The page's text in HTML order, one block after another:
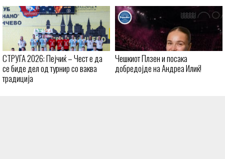
СТРУГА 2026: Пејчиќ – Чест е да
се биде дел од турнир со ваква
традиција
Чешкиот Плзен и посака
добредојде на Андреа Илиќ!